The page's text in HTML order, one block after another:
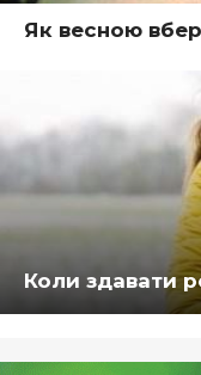
Як весною
Коли здавати